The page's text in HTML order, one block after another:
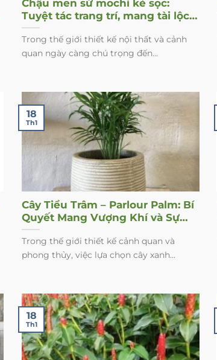
Chậu men sứ mochi kẻ sọc:
Tuyệt tác trang trí, mang tài lộc
vào nhà
Trong thế giới thiết kế nội thất và cảnh
quan ngày càng chú trọng đến...
Cây Tiểu Trâm – Parlour Palm: Bí
Quyết Mang Vượng Khí và Sự
Thanh Lọc Cho Ngôi Nhà Của
Bạn
Trong thế giới thiết kế cảnh quan và
phong thủy, việc lựa chọn cây xanh...
18
Th1
18
Th1